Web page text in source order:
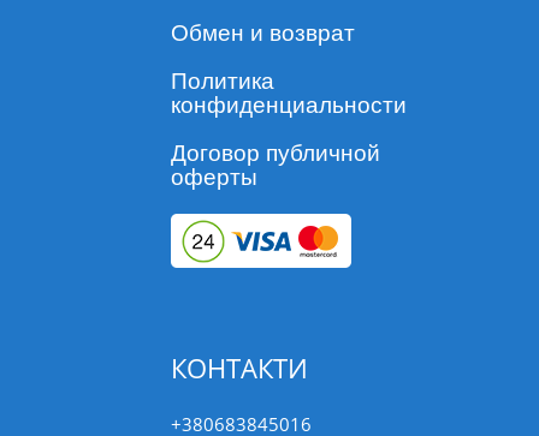
Обмен и возврат
Политика
конфиденциальности
Договор публичной
оферты
КОНТАКТИ
+380683845016